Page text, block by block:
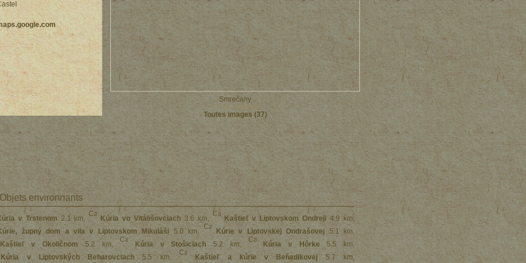
Smrečany
© Jofo 08.2009
Toutes images (37)
Objets environnants
v Trstenom 2.1 km, Kúria vo Vitálišovciach 3.6 km, Kaštieľ v Liptovskom Ondreji 4.9 km,
župný dom a vila v Liptovskom Mikuláši 5.0 km, Kúrie v Liptovskej Ondrašovej5.1 km,
Kaštieľ v Okoličnom 5.2 km, Kúria v Stošiciach 5.2 km, Kúria v Hôrke5.5 km,
Kúria v Liptovských Beharovciach 5.5 km, Kaštieľ a kúrie v Beňadikovej 5.7 km,